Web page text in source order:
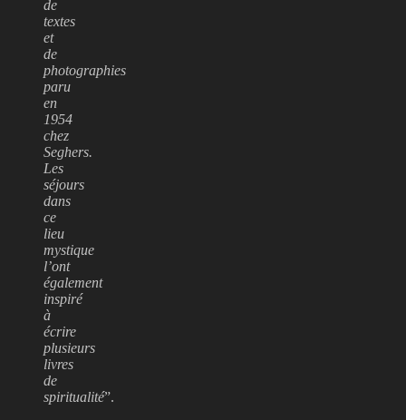
de
textes
et
de
photographies
paru
en
1954
chez
Seghers.
Les
séjours
dans
ce
lieu
mystique
l’ont
également
inspiré
à
écrire
plusieurs
livres
de
spiritualité”.